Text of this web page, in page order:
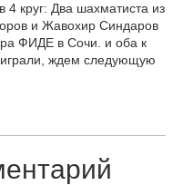
4 круг: Два шахматиста из
и Жавохир Синдаров
ФИДЕ в Сочи. и оба к
ждем следующую